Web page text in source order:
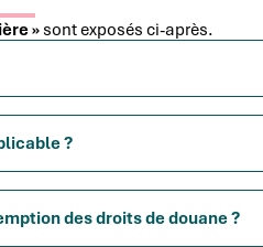
» sont exposés ci-après.
?
des droits de douane ?